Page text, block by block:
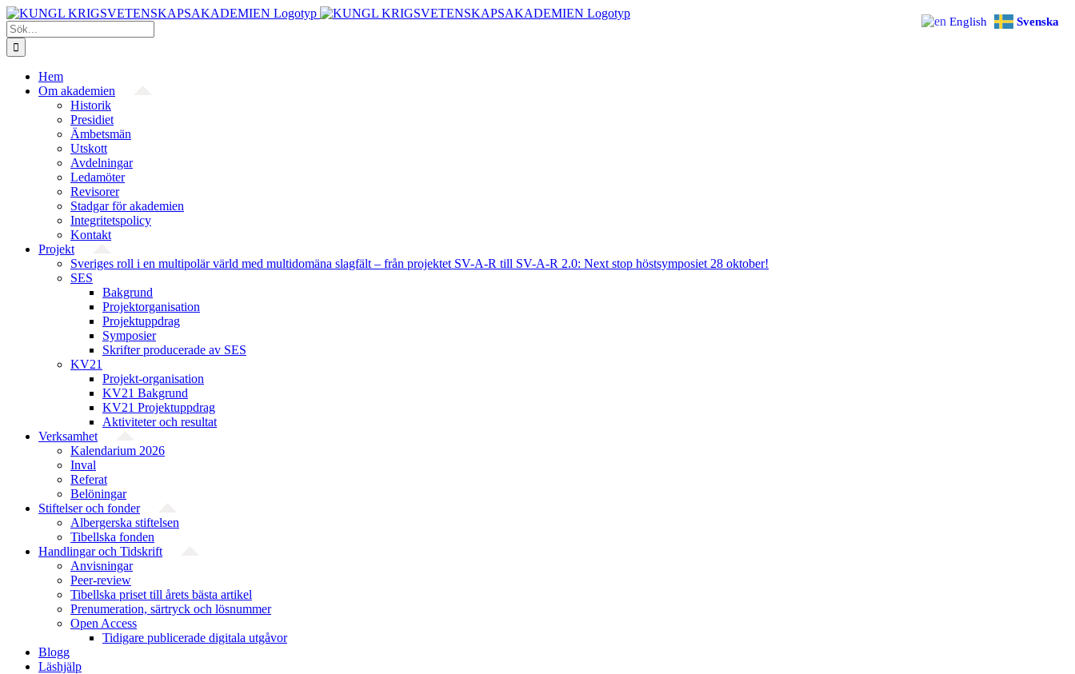
Fortsätt
till
innehållet
Sök
efter:
Hem
Om akademien
Historik
Presidiet
Ämbetsmän
Utskott
Avdelningar
Ledamöter
Revisorer
Stadgar för akademien
Integritetspolicy
Kontakt
Projekt
Sveriges roll i en multipolär värld med multidomäna slagfält – från projektet SV-A-R till SV-A-R 2.0: Next stop höstsymposiet 28 oktober!
SES
Bakgrund
Projekt­organisation
Projektuppdrag
Symposier
Skrifter producerade av SES
KV21
Projekt-organisation
KV21 Bakgrund
KV21 Projektuppdrag
Aktiviteter och resultat
Verksamhet
Kalendarium 2026
Inval
Referat
Belöningar
Stiftelser och fonder
Albergerska stiftelsen
Tibellska fonden
Handlingar och Tidskrift
Anvisningar
Peer-review
Tibellska priset till årets bästa artikel
Prenumeration, särtryck och lösnummer
Open Access
Tidigare publicerade digitala utgåvor
Blogg
Läshjälp
English Svenska